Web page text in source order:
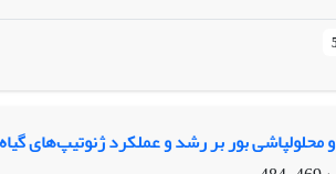
بور بر رشد و عملکرد ژنوتیپ‌های گیاه